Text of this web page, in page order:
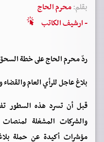
بقلم:محرم الحاج
- ارشيف الكاتب
ردّ محرم الحاج على خطة السحق
بلاغ عاجل للرأي العام
قبل أن تسرد هذه السطور
والشركات المشغلة لمنصات
مؤشرات أكيدة عن حملة